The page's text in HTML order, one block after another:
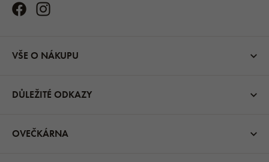
VŠE O NÁKUPU
DŮLEŽITÉ ODKAZY
OVEČKÁRNA